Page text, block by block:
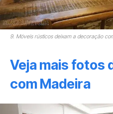
9. Móveis rústicos deixam a decoração
Veja mais fotos
com Madeira